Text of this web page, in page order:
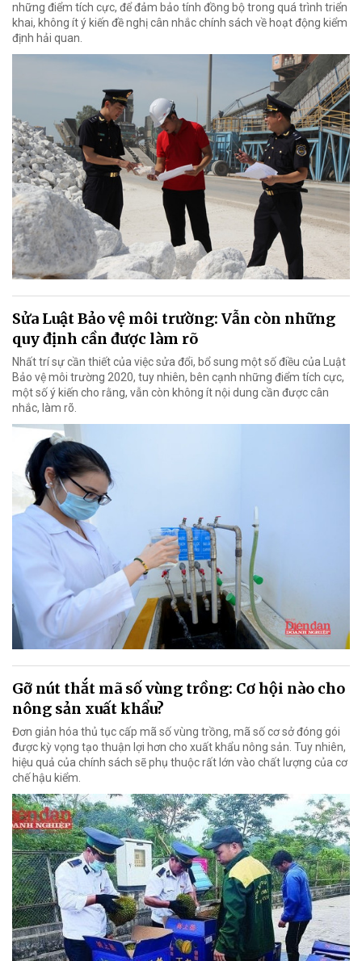
những điểm tích cực, để đảm bảo tính đồng bộ trong quá trình triển
khai, không ít ý kiến đề nghị cân nhắc chính sách về hoạt động kiểm
định hải quan.
Sửa Luật Bảo vệ môi trường: Vẫn còn những
quy định cần được làm rõ
Nhất trí sự cần thiết của việc sửa đổi, bổ sung một số điều của Luật
Bảo vệ môi trường 2020, tuy nhiên, bên cạnh những điểm tích cực,
một số ý kiến cho rằng, vẫn còn không ít nội dung cần được cân
nhắc, làm rõ.
Gỡ nút thắt mã số vùng trồng: Cơ hội nào cho
nông sản xuất khẩu?
Đơn giản hóa thủ tục cấp mã số vùng trồng, mã số cơ sở đóng gói
được kỳ vọng tạo thuận lợi hơn cho xuất khẩu nông sản. Tuy nhiên,
hiệu quả của chính sách sẽ phụ thuộc rất lớn vào chất lượng của cơ
chế hậu kiểm.